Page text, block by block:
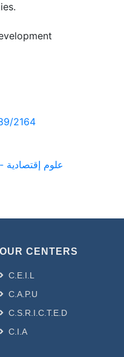
2164
- [ VRPG-Doc-Sc] Sciences économiques --- علوم إقتصادية
OUR CENTERS
C.E.I.L
C.A.P.U
C.S.R.I.C.T.E.D
C.I.A